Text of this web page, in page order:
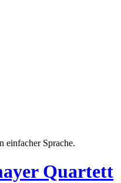
einfacher Sprache.
Quartett